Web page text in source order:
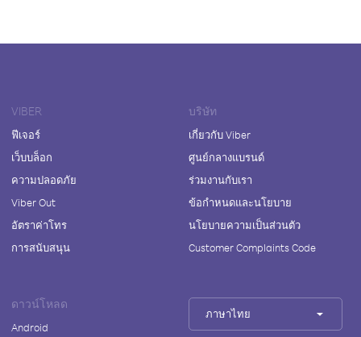
VIBER
ฟีเจอร์
เว็บบล็อก
ความปลอดภัย
Viber Out
อัตราค่าโทร
การสนับสนุน
บริษัท
เกี่ยวกับ Viber
ศูนย์กลางแบรนด์
ร่วมงานกับเรา
ข้อกำหนดและนโยบาย
นโยบายความเป็นส่วนตัว
Customer Complaints Code
ดาวน์โหลด
Android
ภาษาไทย